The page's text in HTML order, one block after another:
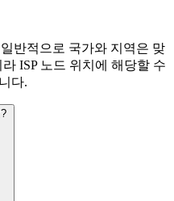
반적으로 국가와 지역은 맞
ISP 노드 위치에 해당할 수
다.